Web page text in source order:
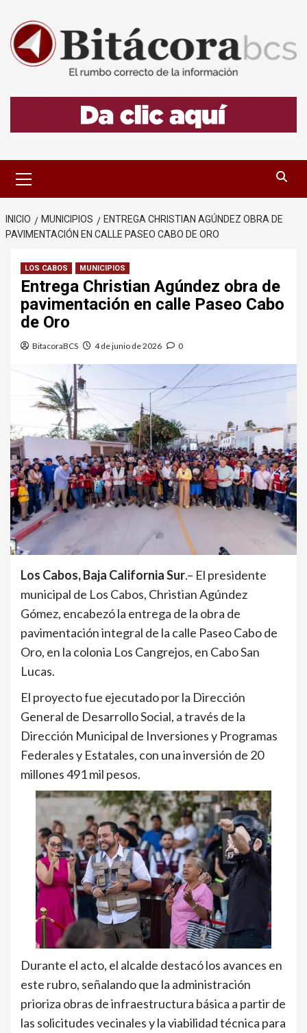
contenido
primario
INICIO MUNICIPIOS
ENTREGA CHRISTIAN AGÚNDEZ OBRA DE
PAVIMENTACIÓN EN CALLE PASEO CABO DE ORO
LOS CABOS MUNICIPIOS
Entrega Christian Agúndez obra de
pavimentación en calle Paseo Cabo
de Oro
BitacoraBCS 4 de junio de 2026 0
Los Cabos, Baja California Sur.– El presidente
municipal de Los Cabos, Christian Agúndez
Gómez, encabezó la entrega de la obra de
pavimentación integral de la calle Paseo Cabo de
Oro, en la colonia Los Cangrejos, en Cabo San
Lucas.
El proyecto fue ejecutado por la Dirección
General de Desarrollo Social, a través de la
Dirección Municipal de Inversiones y Programas
Federales y Estatales, con una inversión de 20
millones 491 mil pesos.
Durante el acto, el alcalde destacó los avances en
este rubro, señalando que la administración
prioriza obras de infraestructura básica a partir de
las solicitudes vecinales y la viabilidad técnica para